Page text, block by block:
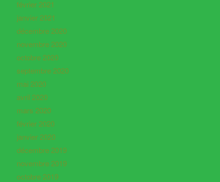
février 2021
janvier 2021
décembre 2020
novembre 2020
octobre 2020
septembre 2020
mai 2020
avril 2020
mars 2020
février 2020
janvier 2020
décembre 2019
novembre 2019
octobre 2019